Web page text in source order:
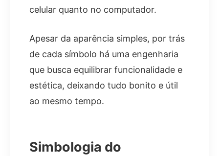
celular quanto no computador.
Apesar da aparência simples, por trás
de cada símbolo há uma engenharia
que busca equilibrar funcionalidade e
estética, deixando tudo bonito e útil
ao mesmo tempo.
Simbologia do